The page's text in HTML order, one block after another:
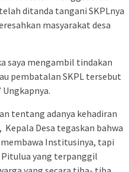
ditanda tangani SKPLnya
masyarakat desa
saya mengambil tindakan
pembatalan SKPL tersebut
Ungkapnya.
tentang adanya kehadiran
Desa tegaskan bahwa
Institusinya, tapi
Pitulua yang terpanggil